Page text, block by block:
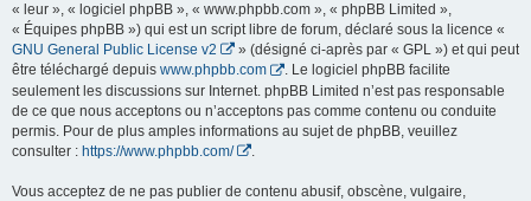
« leur », « logiciel phpBB », « www.phpbb.com », « phpBB Limited »,
« Équipes phpBB ») qui est un script libre de forum, déclaré sous la licence «
GNU General Public License v2
» (désigné ci-après par « GPL ») et qui peut
être téléchargé depuis www.phpbb.com
. Le logiciel phpBB facilite
seulement les discussions sur Internet. phpBB Limited n’est pas responsable
de ce que nous acceptons ou n’acceptons pas comme contenu ou conduite
permis. Pour de plus amples informations au sujet de phpBB, veuillez
consulter : https://www.phpbb.com/
Vous acceptez de ne pas publier de contenu abusif, obscène, vulgaire,